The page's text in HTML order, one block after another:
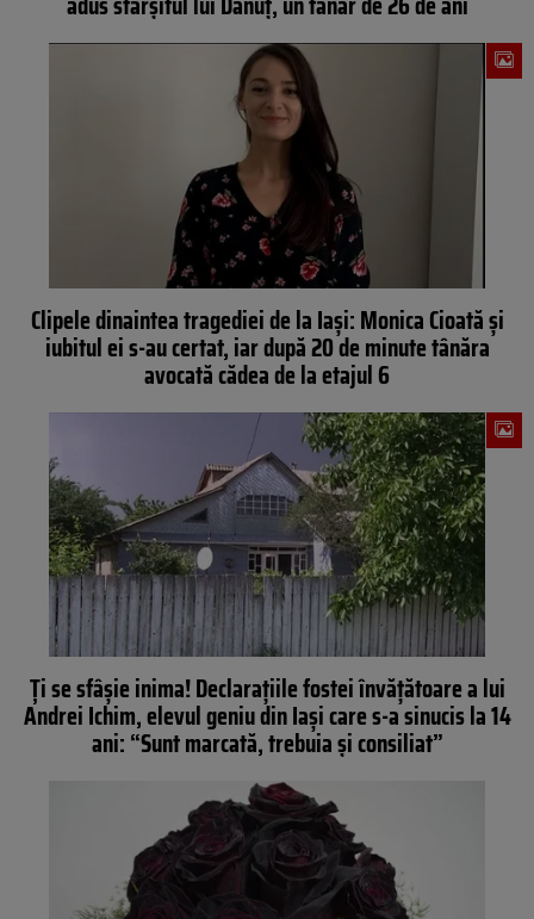
Clipele dinaintea tragediei de la Iași: Monica Cioată și
iubitul ei s-au certat, iar după 20 de minute tânăra
avocată cădea de la etajul 6
Ți se sfâșie inima! Declarațiile fostei învățătoare a lui
Andrei Ichim, elevul geniu din Iași care s-a sinucis la 14
ani: “Sunt marcată, trebuia și consiliat”